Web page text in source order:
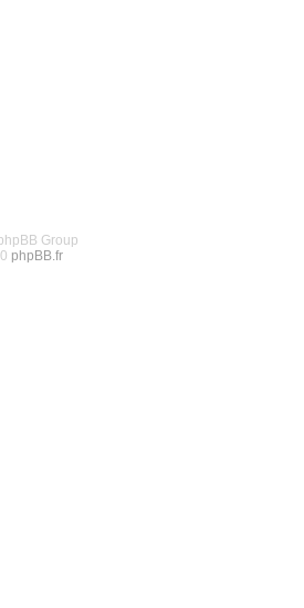
Group
phpBB.fr